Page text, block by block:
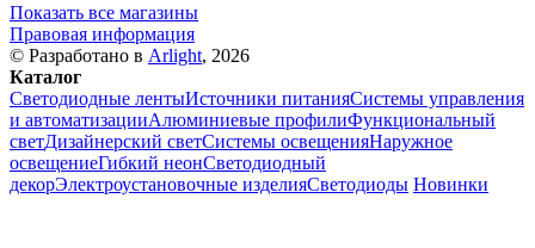
Показать все магазины
Правовая информация
© Разработано в Arlight, 2026
Каталог
Светодиодные лентыИсточники питанияСистемы управления
и автоматизацииАлюминиевые профилиФункциональный
светДизайнерский светСистемы освещенияНаружное
освещениеГибкий неонСветодиодный
декорЭлектроустановочные изделияСветодиоды Новинки